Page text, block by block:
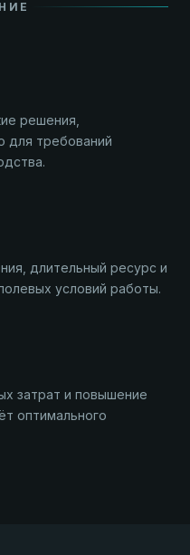
решения,
для требований
длительный ресурс и
условий работы.
затрат и повышение
оптимального